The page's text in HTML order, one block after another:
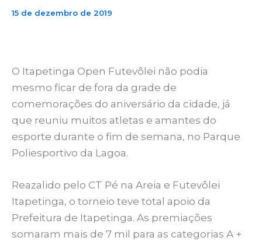
15 de dezembro de 2019
O Itapetinga Open Futevôlei não podia
mesmo ficar de fora da grade de
comemorações do aniversário da cidade, já
que reuniu muitos atletas e amantes do
esporte durante o fim de semana, no Parque
Poliesportivo da Lagoa.
Reazalido pelo CT Pé na Areia e Futevôlei
Itapetinga, o torneio teve total apoio da
Prefeitura de Itapetinga. As premiações
somaram mais de 7 mil para as categorias A +